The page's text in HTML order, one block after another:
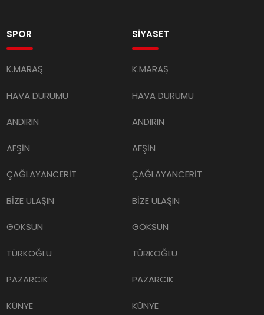
SPOR
K.MARAŞ
HAVA DURUMU
ANDIRIN
AFŞİN
ÇAĞLAYANCERİT
BİZE ULAŞIN
GÖKSUN
TÜRKOĞLU
PAZARCIK
KÜNYE
SİYASET
K.MARAŞ
HAVA DURUMU
ANDIRIN
AFŞİN
ÇAĞLAYANCERİT
BİZE ULAŞIN
GÖKSUN
TÜRKOĞLU
PAZARCIK
KÜNYE